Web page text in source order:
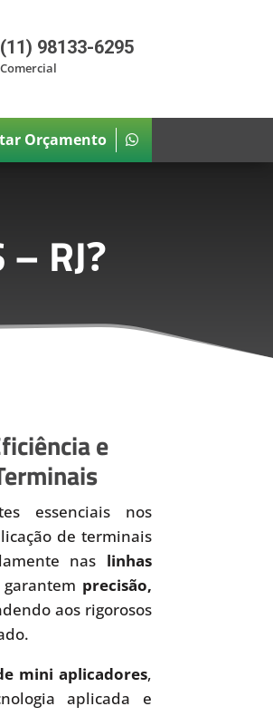
(11) 98133-6295
Comercial
Orçamento
RJ?
e
essenciais nos
de terminais
nas linhas
precisão,
aos rigorosos
mini aplicadores,
aplicada e